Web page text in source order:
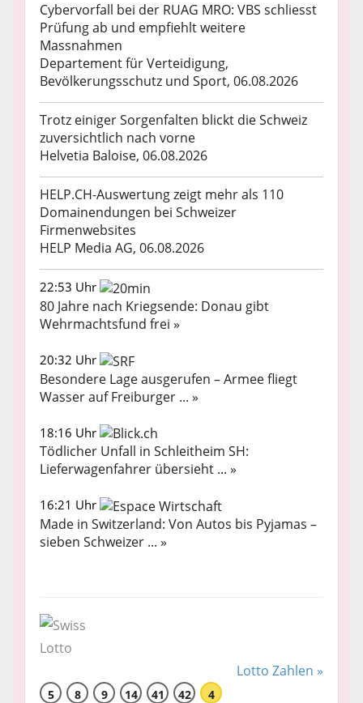
Cybervorfall bei der RUAG MRO: VBS schliesst
Prüfung ab und empfiehlt weitere
Massnahmen
Departement für Verteidigung,
Bevölkerungsschutz und Sport, 06.08.2026
Trotz einiger Sorgenfalten blickt die Schweiz
zuversichtlich nach vorne
Helvetia Baloise, 06.08.2026
HELP.CH-Auswertung zeigt mehr als 110
Domainendungen bei Schweizer
Firmenwebsites
HELP Media AG, 06.08.2026
22:53 Uhr
80 Jahre nach Kriegsende: Donau gibt
Wehrmachtsfund frei »
20:32 Uhr
Besondere Lage ausgerufen – Armee fliegt
Wasser auf Freiburger ... »
18:16 Uhr
Tödlicher Unfall in Schleitheim SH:
Lieferwagenfahrer übersieht ... »
16:21 Uhr
Made in Switzerland: Von Autos bis Pyjamas –
sieben Schweizer ... »
Lotto Zahlen »
5 8 9 14 41 42 4